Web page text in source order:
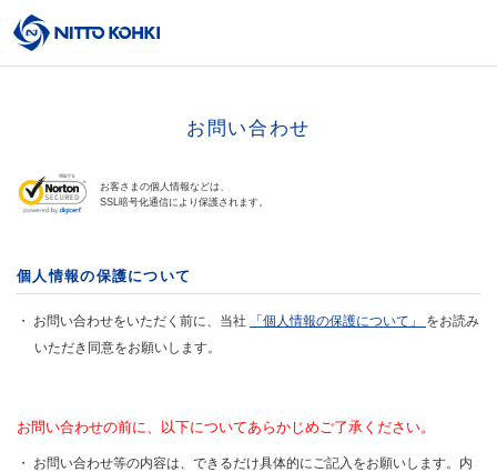
お問い合わせ
お客さまの個人情報などは、
SSL暗号化通信により保護されます。
個人情報の保護について
お問い合わせをいただく前に、当社 「個人情報の保護について」 をお読み
いただき同意をお願いします。
お問い合わせの前に、以下についてあらかじめご了承ください。
お問い合わせ等の内容は、できるだけ具体的にご記入をお願いします。内